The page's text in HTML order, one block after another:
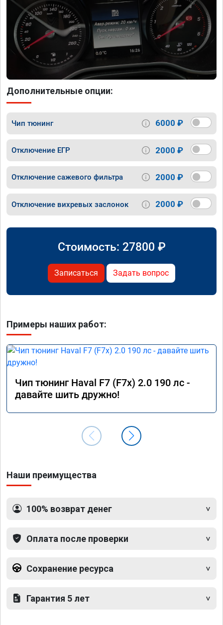
Дополнительные опции:
Чип тюнинг 6000 ₽
Отключение ЕГР 2000 ₽
Отключение сажевого фильтра 2000 ₽
Отключение вихревых заслонок 2000 ₽
Стоимость: 27800 ₽
Записаться Задать вопрос
Примеры наших работ:
Чип тюнинг Haval F7 (F7x) 2.0 190 лс -
давайте шить дружно!
Наши преимущества
100% возврат денег
Оплата после проверки
Сохранение ресурса
Гарантия 5 лет